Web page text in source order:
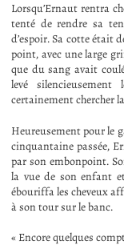
Lorsqu’Ernaut rentra
tenté de rendre sa
d’espoir. Sa cotte était
point, avec une large
que du sang avait
levé
certainement chercher
Heureusement pour le
cinquantaine passée,
par son embonpoint.
la vue de son enfant
ébouriffa les cheveux
à son tour sur le banc.
« Encore quelques